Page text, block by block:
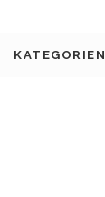
KATEGORIEN